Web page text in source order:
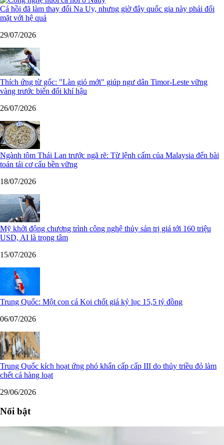
Cá hồi đã làm thay đổi Na Uy, nhưng giờ đây quốc gia này phải đối
mặt với hệ quả
29/07/2026
Thích ứng từ gốc: "Làn gió mới" giúp ngư dân Timor-Leste vững
vàng trước biến đổi khí hậu
26/07/2026
Ngành tôm Thái Lan trước ngã rẽ: Từ lệnh cấm của Malaysia đến bài
toán tái cơ cấu bền vững
18/07/2026
Mỹ khởi động chương trình công nghệ thủy sản trị giá tới 160 triệu
USD, AI là trọng tâm
15/07/2026
Trung Quốc: Một con cá Koi chốt giá kỷ lục 15,5 tỷ đồng
06/07/2026
Trung Quốc kích hoạt ứng phó khẩn cấp cấp III do thủy triều đỏ làm
chết cá hàng loạt
29/06/2026
Nổi bật